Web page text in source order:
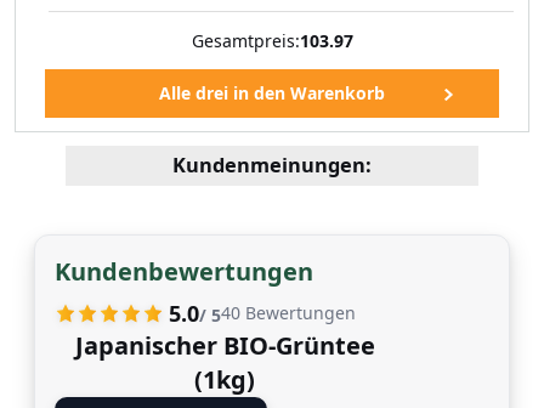
Gesamtpreis:103.97
Kundenmeinungen:
Kundenbewertungen
5.0/ 540 Bewertungen
Japanischer BIO-Grüntee
(1kg)